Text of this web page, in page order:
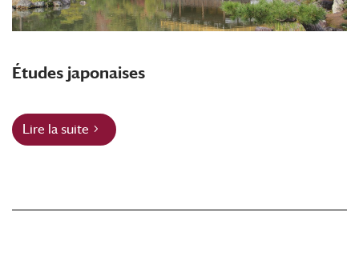
Études japonaises
Lire la suite